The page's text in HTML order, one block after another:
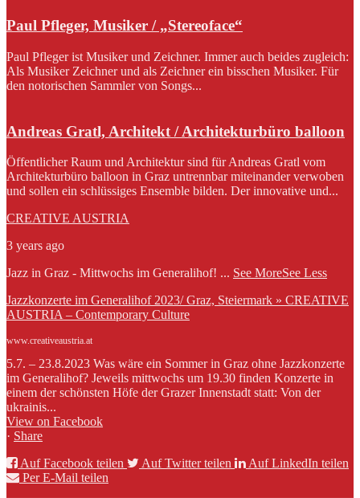
Paul Pfleger, Musiker / „Stereoface“
Paul Pfleger ist Musiker und Zeichner. Immer auch beides zugleich:
Als Musiker Zeichner und als Zeichner ein bisschen Musiker. Für
den notorischen Sammler von Songs...
Andreas Gratl, Architekt / Architekturbüro balloon
Öffentlicher Raum und Architektur sind für Andreas Gratl vom
Architekturbüro balloon in Graz untrennbar miteinander verwoben
und sollen ein schlüssiges Ensemble bilden. Der innovative und...
CREATIVE AUSTRIA
3 years ago
Jazz in Graz - Mittwochs im Generalihof! ... See MoreSee Less
Jazzkonzerte im Generalihof 2023/ Graz, Steiermark » CREATIVE
AUSTRIA – Contemporary Culture
www.creativeaustria.at
5.7. – 23.8.2023 Was wäre ein Sommer in Graz ohne Jazzkonzerte
im Generalihof? Jeweils mittwochs um 19.30 finden Konzerte in
einem der schönsten Höfe der Grazer Innenstadt statt: Von der
ukrainis...
View on Facebook
· Share
Auf Facebook teilen
Auf Twitter teilen
Auf LinkedIn teilen
Per E-Mail teilen